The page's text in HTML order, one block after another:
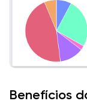
Benefícios